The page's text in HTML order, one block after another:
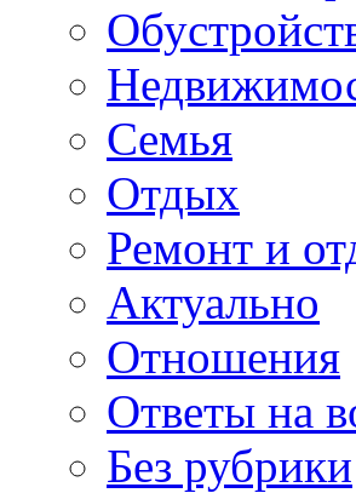
Семья
Отдых
Ремонт и
Актуально
Отношения
Ответы на
Без рубрики